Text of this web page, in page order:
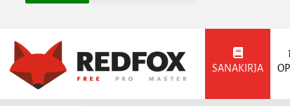
SANAKIRJA